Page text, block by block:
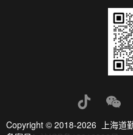
Copyright © 2018-2026 上海道